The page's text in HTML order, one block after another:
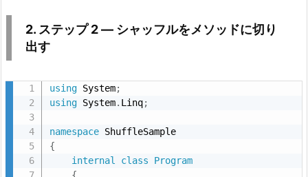
s
l
s
o
2. ステップ 2 ― シャッフルをメソッドに切り
出す
using System;
using System. Linq;
namespace
{
internal
class
Program